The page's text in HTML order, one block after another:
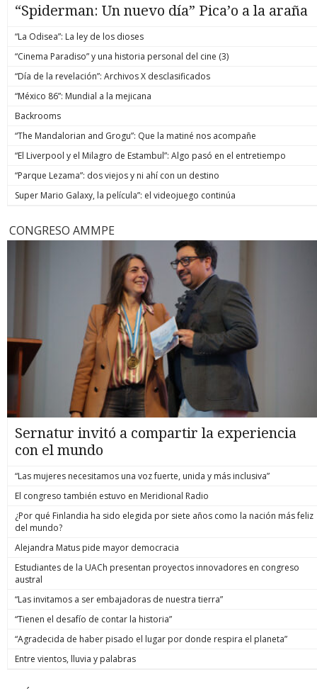
“Spiderman: Un nuevo día” Pica’o a la araña
“La Odisea”: La ley de los dioses
“Cinema Paradiso” y una historia personal del cine (3)
“Día de la revelación”: Archivos X desclasificados
“México 86”: Mundial a la mejicana
Backrooms
“The Mandalorian and Grogu”: Que la matiné nos acompañe
“El Liverpool y el Milagro de Estambul”: Algo pasó en el entretiempo
“Parque Lezama”: dos viejos y ni ahí con un destino
Super Mario Galaxy, la película”: el videojuego continúa
CONGRESO AMMPE
Sernatur invitó a compartir la experiencia
con el mundo
“Las mujeres necesitamos una voz fuerte, unida y más inclusiva”
El congreso también estuvo en Meridional Radio
¿Por qué Finlandia ha sido elegida por siete años como la nación más feliz
del mundo?
Alejandra Matus pide mayor democracia
Estudiantes de la UACh presentan proyectos innovadores en congreso
austral
“Las invitamos a ser embajadoras de nuestra tierra”
“Tienen el desafío de contar la historia”
“Agradecida de haber pisado el lugar por donde respira el planeta”
Entre vientos, lluvia y palabras